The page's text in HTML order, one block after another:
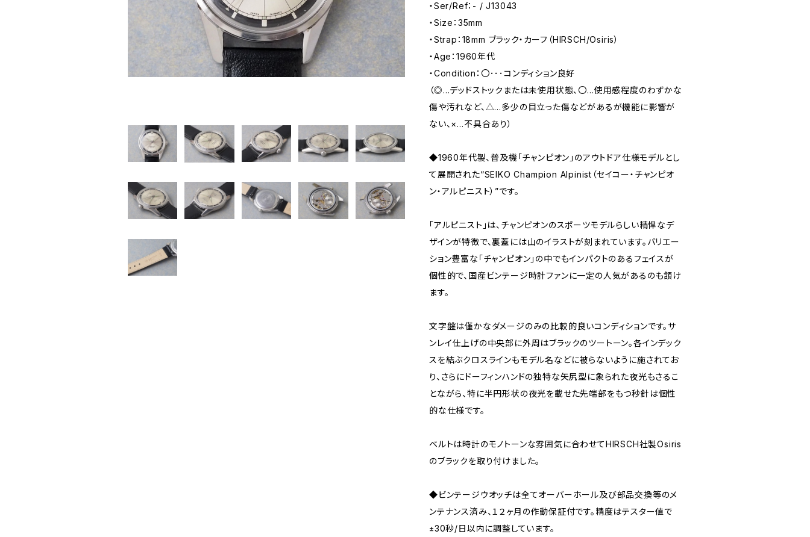
・Ser/Ref：- / J13043
・Size：35mm
・Strap：18mm ブラック・カーフ（HIRSCH/Osiris）
・Age：1960年代
・Condition：〇･･･コンディション良好
（◎…デッドストックまたは未使用状態、〇…使用感程度のわずかな
傷や汚れなど、△…多少の目立った傷などがあるが機能に影響が
ない、×…不具合あり）
◆1960年代製、普及機「チャンピオン」のアウトドア仕様モデルとし
て展開された“SEIKO Champion Alpinist（セイコー・チャンピオ
ン・アルピニスト）”です。
「アルピニスト」は、チャンピオンのスポーツモデルらしい精悍なデ
ザインが特徴で、裏蓋には山のイラストが刻まれています。バリエー
ション豊富な「チャンピオン」の中でもインパクトのあるフェイスが
個性的で、国産ビンテージ時計ファンに一定の人気があるのも頷け
ます。
文字盤は僅かなダメージのみの比較的良いコンディションです。サ
ンレイ仕上げの中央部に外周はブラックのツートーン。各インデック
スを結ぶクロスラインもモデル名などに被らないように施されてお
り、さらにドーフィンハンドの独特な矢尻型に象られた夜光もさるこ
とながら、特に半円形状の夜光を載せた先端部をもつ秒針は個性
的な仕様です。
ベルトは時計のモノトーンな雰囲気に合わせてHIRSCH社製Osiris
のブラックを取り付けました。
◆ビンテージウオッチは全てオーバーホール及び部品交換等のメ
ンテナンス済み、１２ヶ月の作動保証付です。精度はテスター値で
±30秒/日以内に調整しています。